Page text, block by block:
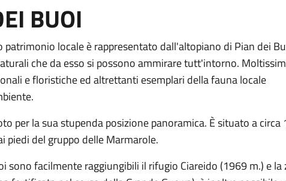
BUOI
patrimonio locale è rappresentato dall'altopiano di Pian dei
che da esso si possono ammirare tutt'intorno.
e floristiche ed altrettanti esemplari della fauna locale
per la sua stupenda posizione panoramica. È situato a circa
piedi del gruppo delle Marmarole.
sono facilmente raggiungibili il rifugio Ciareido (1969 m.) e la